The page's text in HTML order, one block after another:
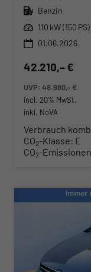
Kraftstoff Benzin
Leistung 110 kW (150 PS)
01.06.2026
42.210,– €
UVP:48.980,– €
incl. 20% MwSt.
inkl. NoVA
Verbrauch
CO2-Klasse: E
CO2-